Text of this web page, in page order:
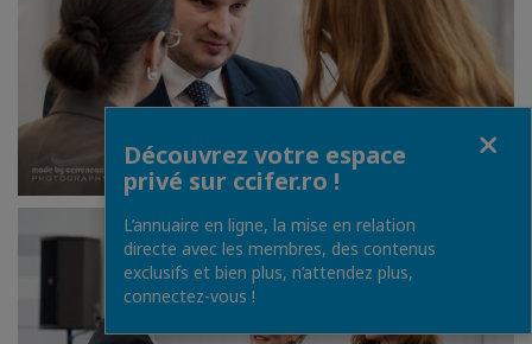
Découvrez votre espace
privé sur ccifer.ro !
L’annuaire en ligne, la mise en relation
directe avec les membres, des contenus
exclusifs et bien plus, n’attendez plus,
connectez-vous !